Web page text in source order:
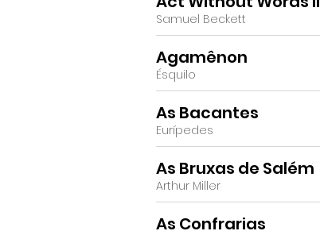
Samuel Beckett
Agamênon
Ésquilo
As Bacantes
Eurípedes
As Bruxas de Salém
Arthur Miller
As Confrarias